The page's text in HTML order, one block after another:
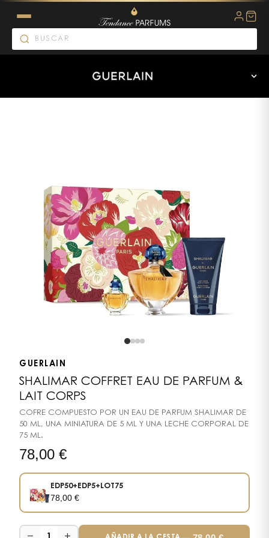
GUERLAIN
SHALIMAR COFFRET EAU DE PARFUM &
LAIT CORPS
COFRE COMPUESTO POR UN EAU DE PARFUM SHALIMAR DE
50 ML, UNA MINIATURA DE 5 ML Y UNA LECHE CORPORAL DE
75 ML.
78,00 €
EDP50+EDP5+LOT75
78,00€